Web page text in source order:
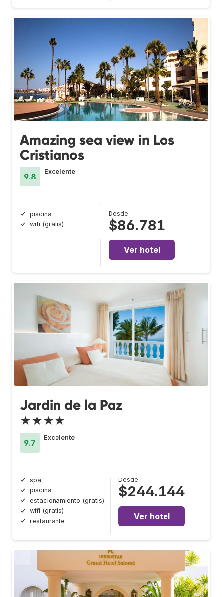
Amazing sea view in Los
Cristianos
9.8
Excelente
piscina
wifi (gratis)
Desde
$86.781
Ver hotel
Jardin de la Paz
★★★★
9.7
Excelente
spa
piscina
estacionamiento (gratis)
wifi (gratis)
restaurante
Desde
$244.144
Ver hotel